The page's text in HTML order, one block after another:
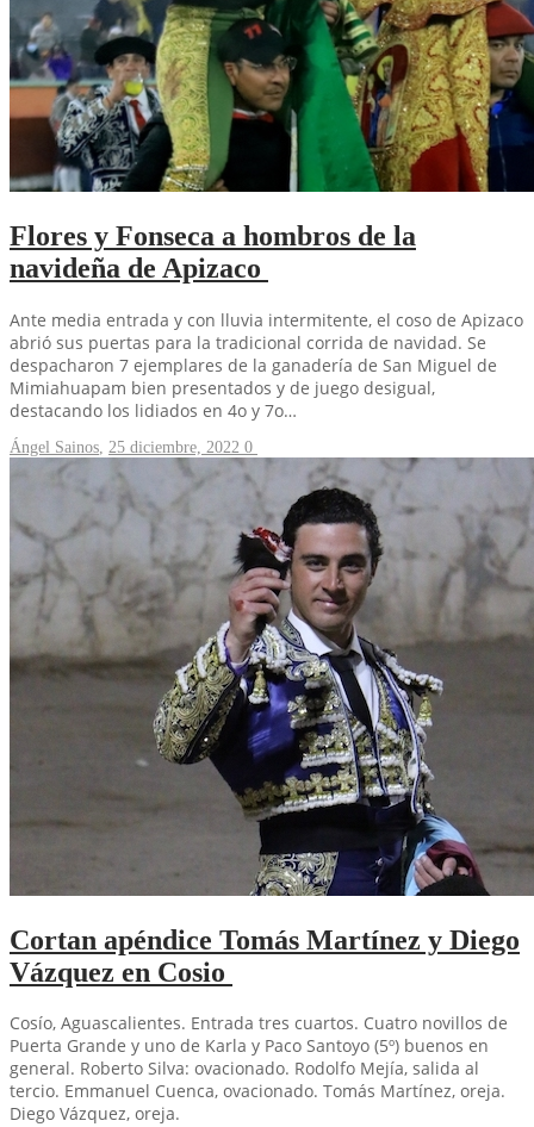
Flores y Fonseca a hombros de la
navideña de Apizaco
Ante media entrada y con lluvia intermitente, el coso de Apizaco
abrió sus puertas para la tradicional corrida de navidad. Se
despacharon 7 ejemplares de la ganadería de San Miguel de
Mimiahuapam bien presentados y de juego desigual,
destacando los lidiados en 4o y 7o…
Ángel Sainos 25 diciembre, 2022 0
Cortan apéndice Tomás Martínez y Diego
Vázquez en Cosio
Cosío, Aguascalientes. Entrada tres cuartos. Cuatro novillos de
Puerta Grande y uno de Karla y Paco Santoyo (5º) buenos en
general. Roberto Silva: ovacionado. Rodolfo Mejía, salida al
tercio. Emmanuel Cuenca, ovacionado. Tomás Martínez, oreja.
Diego Vázquez, oreja.